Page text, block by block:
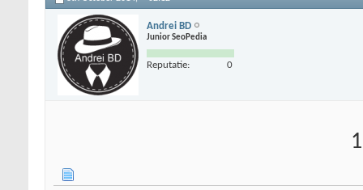
Andrei BD
Junior SeoPedia
Reputatie: 0